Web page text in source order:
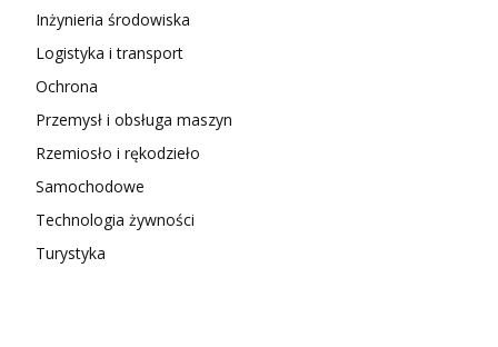
Inżynieria środowiska
Logistyka i transport
Ochrona
Przemysł i obsługa maszyn
Rzemiosło i rękodzieło
Samochodowe
Technologia żywności
Turystyka